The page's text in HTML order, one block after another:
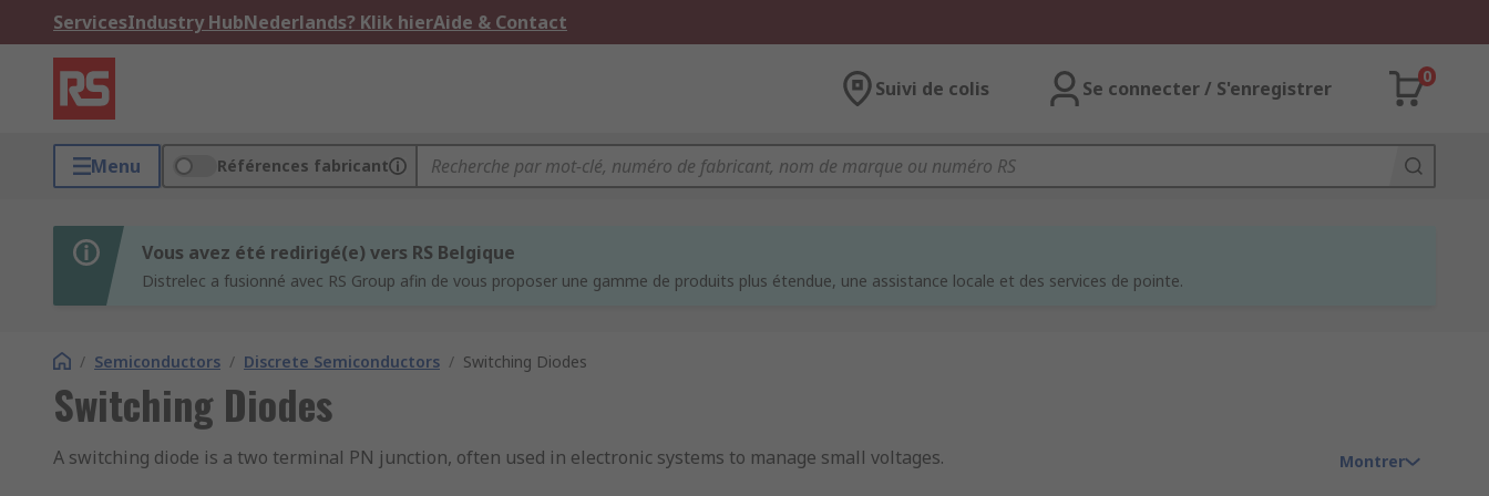
ServicesIndustry HubNederlands? Klik hierAide & Contact
Suivi de colis Se connecter / S'enregistrer
0
Menu Références fabricant
Vous avez été redirigé(e) vers RS Belgique
Distrelec a fusionné avec RS Group afin de vous proposer une gamme de produits plus étendue, une assistance locale et des services de pointe.
/ Semiconductors / Discrete Semiconductors / Switching Diodes
Switching Diodes
A switching diode is a two terminal PN junction, often used in electronic systems to manage small voltages. Montrer